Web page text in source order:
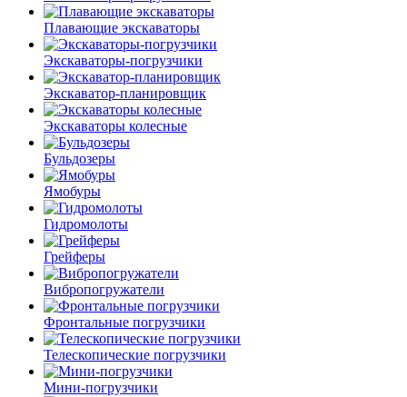
Плавающие экскаваторы
Экскаваторы-погрузчики
Экскаватор-планировщик
Экскаваторы колесные
Бульдозеры
Ямобуры
Гидромолоты
Грейферы
Вибро­погружатели
Фронтальные погрузчики
Телескопические погрузчики
Мини-погрузчики